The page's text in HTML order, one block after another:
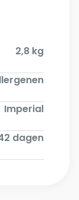
2,8 kg
Imperial
dagen